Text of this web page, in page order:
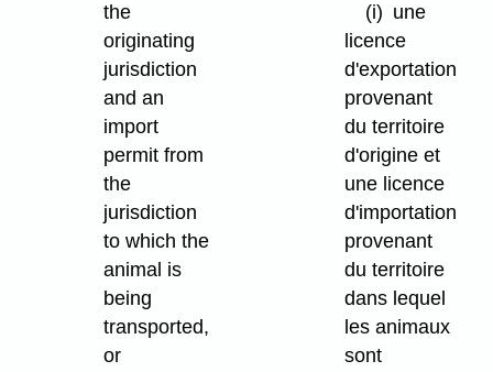
the
originating
jurisdiction
and an
import
permit from
the
jurisdiction
to which the
animal is
being
transported,
or
(i) une
licence
d'exportation
provenant
du territoire
d'origine et
une licence
d'importation
provenant
du territoire
dans lequel
les animaux
sont